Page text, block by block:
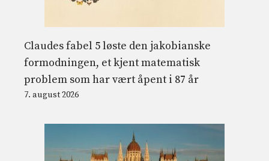
Claudes fabel 5 løste den jakobianske
formodningen, et kjent matematisk
problem som har vært åpent i 87 år
7. august 2026